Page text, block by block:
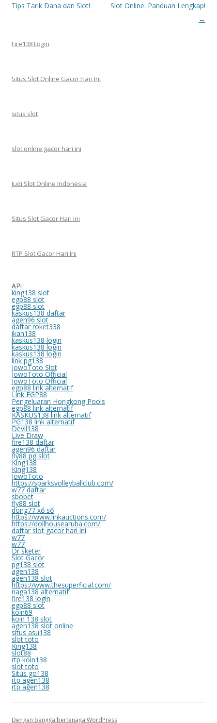
Tulisan
Tips Tarik Dana dari Slot!
Slot Online: Panduan Lengkap!
→
Fire138 Login
Situs Slot Online Gacor Hari Ini
situs slot
slot online gacor hari ini
Judi Slot Online Indonesia
Situs Slot Gacor Hari Ini
RTP Slot Gacor Hari Ini
APi
king138 slot
egp88 slot
egp88 slot
kaskus138 daftar
agen96 slot
daftar roket338
ikan138
kaskus138 login
kaskus138 login
kaskus138 login
link pg138
JowoToto Slot
JowoToto Official
JowoToto Official
egp88 link alternatif
Link EGP88
Pengeluaran Hongkong Pools
egp88 link alternatif
KASKUS138 link alternatif
PG138 link alternatif
Devil138
Live Draw
fire138 daftar
agen96 daftar
fly88 pg slot
King138
King138
JowoToto
https://sparksvolleyballclub.com/
w77 daftar
sbobet
fly88 slot
dong77 xổ số
https://www.linkauctions.com/
https://dollhousearuba.com/
daftar slot gacor hari ini
w77
w77
Dr sketer
Slot Gacor
pg138 slot
agen138
agen138 slot
https://www.thesuperficial.com/
naga138 alternatif
fire138 login
egp88 slot
koin69
koin 138 slot
agen138 slot online
situs asu138
slot toto
King138
slot88
rtp koin138
slot toto
Situs go138
rtp agen138
rtp agen138
Dengan bangga bertenaga WordPress